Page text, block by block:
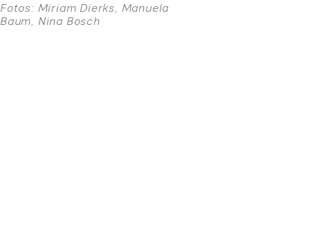
Fotos: Miriam Dierks, Manuela
Baum, Nina Bosch